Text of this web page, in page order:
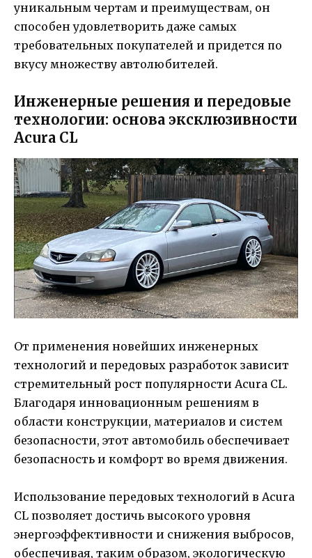
уникальным чертам и преимуществам, он
способен удовлетворить даже самых
требовательных покупателей и придется по
вкусу множеству автолюбителей.
Инженерные решения и передовые
технологии: основа эксклюзивности
Acura CL
От применения новейших инженерных
технологий и передовых разработок зависит
стремительный рост популярности Acura CL.
Благодаря инновационным решениям в
области конструкции, материалов и систем
безопасности, этот автомобиль обеспечивает
безопасность и комфорт во время движения.
Использование передовых технологий в Acura
CL позволяет достичь высокого уровня
энергоэффективности и снижения выбросов,
обеспечивая, таким образом, экологическую